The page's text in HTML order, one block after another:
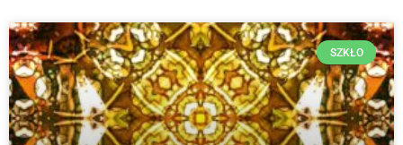
SZKŁO